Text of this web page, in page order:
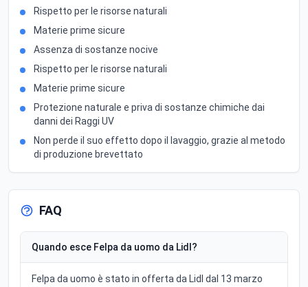
Rispetto per le risorse naturali
Materie prime sicure
Assenza di sostanze nocive
Rispetto per le risorse naturali
Materie prime sicure
Protezione naturale e priva di sostanze chimiche dai
danni dei Raggi UV
Non perde il suo effetto dopo il lavaggio, grazie al metodo
di produzione brevettato
FAQ
Quando esce Felpa da uomo da Lidl?
Felpa da uomo è stato in offerta da Lidl dal 13 marzo